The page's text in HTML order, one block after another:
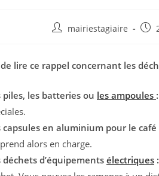
Auteur/autrice
publication :
mairiestagiaire
lire ce rappel concernant les
piles, les batteries ou les ampoules :
capsules en aluminium pour le café
alors en charge.
déchets d’équipements électriques :